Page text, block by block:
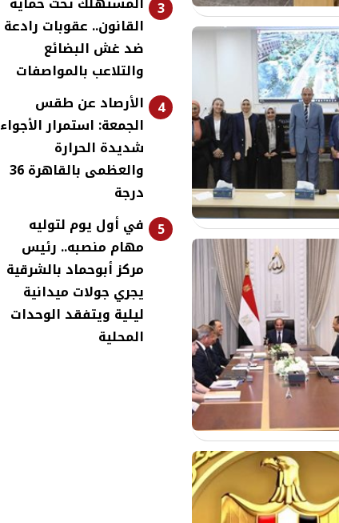
3
القانون.. عقوبات رادعة
ضد غش البضائع
والتلاعب بالمواصفات
4
الأرصاد عن طقس
الجمعة: استمرار الأجواء
شديدة الحرارة
والعظمى بالقاهرة 36
درجة
5
في أول يوم لتوليه
مهام منصبه.. رئيس
مركز أبوحماد بالشرقية
يجري جولات ميدانية
ليلية ويتفقد الوحدات
المحلية